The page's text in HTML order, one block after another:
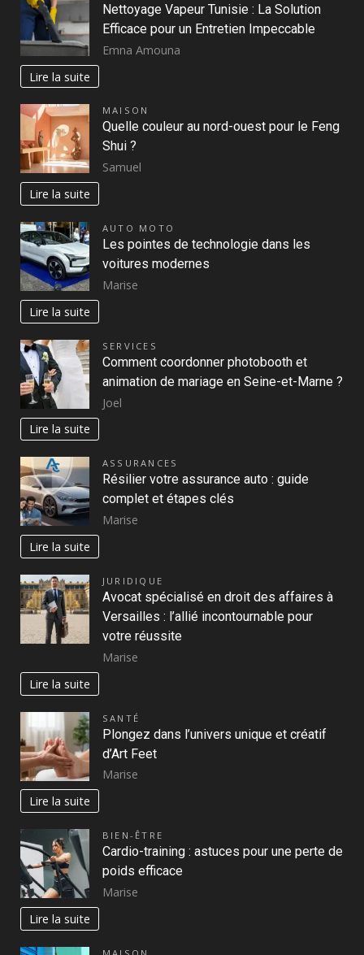
Nettoyage Vapeur Tunisie : La Solution
Efficace pour un Entretien Impeccable
Emna Amouna
Lire la suite
MAISON
Quelle couleur au nord-ouest pour le Feng
Shui ?
Samuel
Lire la suite
AUTO MOTO
Les pointes de technologie dans les
voitures modernes
Marise
Lire la suite
SERVICES
Comment coordonner photobooth et
animation de mariage en Seine-et-Marne ?
Joel
Lire la suite
ASSURANCES
Résilier votre assurance auto : guide
complet et étapes clés
Marise
Lire la suite
JURIDIQUE
Avocat spécialisé en droit des affaires à
Versailles : l’allié incontournable pour
votre réussite
Marise
Lire la suite
SANTÉ
Plongez dans l’univers unique et créatif
d’Art Feet
Marise
Lire la suite
BIEN-ÊTRE
Cardio-training : astuces pour une perte de
poids efficace
Marise
Lire la suite